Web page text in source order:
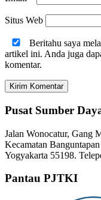
Situs Web
Beritahu saya
artikel ini. Anda juga
komentar.
Pusat Sumber
Jalan Wonocatur, Gang
Kecamatan
Yogyakarta 55198.
Pantau PJTKI